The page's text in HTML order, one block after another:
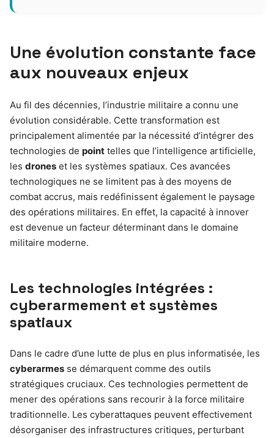
Une évolution constante face
aux nouveaux enjeux
Au fil des décennies, l’industrie militaire a connu une
évolution considérable. Cette transformation est
principalement alimentée par la nécessité d’intégrer des
technologies de point telles que l’intelligence artificielle,
les drones et les systèmes spatiaux. Ces avancées
technologiques ne se limitent pas à des moyens de
combat accrus, mais redéfinissent également le paysage
des opérations militaires. En effet, la capacité à innover
est devenue un facteur déterminant dans le domaine
militaire moderne.
Les technologies intégrées :
cyberarmement et systèmes
spatiaux
Dans le cadre d’une lutte de plus en plus informatisée, les
cyberarmes se démarquent comme des outils
stratégiques cruciaux. Ces technologies permettent de
mener des opérations sans recourir à la force militaire
traditionnelle. Les cyberattaques peuvent effectivement
désorganiser des infrastructures critiques, perturbant